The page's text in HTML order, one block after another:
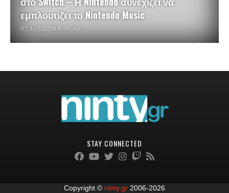
εμπλουτίζει το Nintendo Music
05 Αυγ 2026 8:00 πμ
STAY CONNECTED
Copyright © ninty.gr 2006-2026